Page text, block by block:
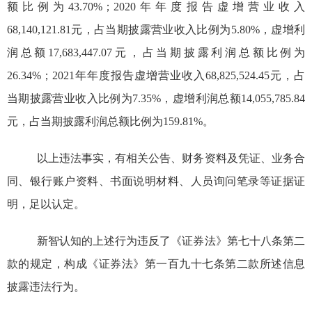
额比例为43.70% ；2020 年年度报告虚增营业收入
68,140,121.81元，占当期披露营业收入比例为5.80%，虚增利
润总额 17,683,447.07 元，占当期披露利润总额比例为
26.34%； 2021年年度报告虚增营业收入68,825,524.45元，占
当期披露营业收入比例为7.35% ，虚增利润总额14,055,785.84
元，占当期披露利润总额比例为159.81%。
以上违法事实，有相关公告、财务资料及凭证、业务合
同、银行账户资料、书面说明材料、人员询问笔录等证据证
明 ， 足以认定。
新智认知的上述行为违反 了《证券法》 第七十八条第二
款的规定 ，构成 《证券法》第一百九十七条第二款所述信息
披露违法行为。